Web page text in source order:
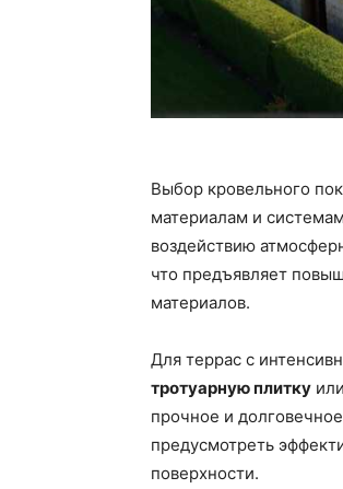
Выбор кровельного
материалам и
воздействию
что предъявляет
материалов.
Для террас с
тротуарную плитку или
прочное и
предусмотреть
поверхности.